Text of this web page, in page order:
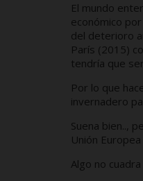
El mundo
económico
del deterioro
París (2015)
tendría que
Por lo que
invernadero
Suena bien..,
Unión
Algo no